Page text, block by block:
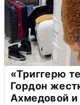
«Триггерю
Гордон
Ахмедовой и